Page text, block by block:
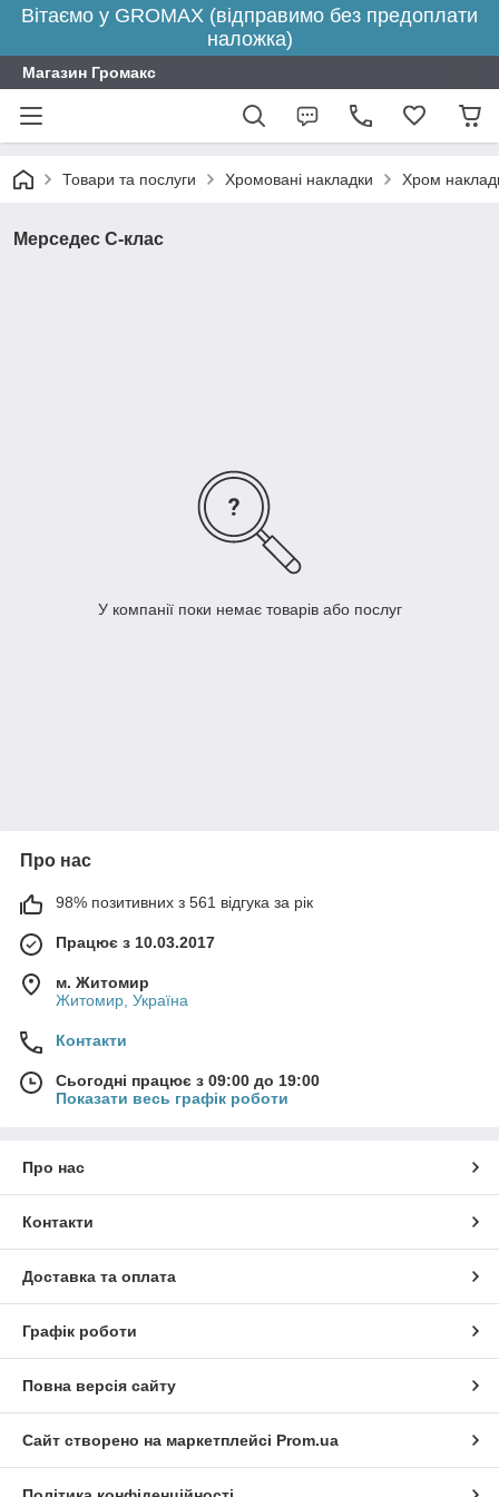
Вітаємо у GROMAX (відправимо без предоплати
наложка)
Магазин Громакс
Товари та послуги Хромовані накладки Хром
Мерседес С-клас
У компанії поки немає товарів або послуг
Про нас
98% позитивних з 561 відгука за рік
Працює з 10.03.2017
м. Житомир
Житомир, Україна
Контакти
Сьогодні працює з 09:00 до 19:00
Показати весь графік роботи
Про нас
Контакти
Доставка та оплата
Графік роботи
Повна версія сайту
Сайт створено на маркетплейсі Prom.ua